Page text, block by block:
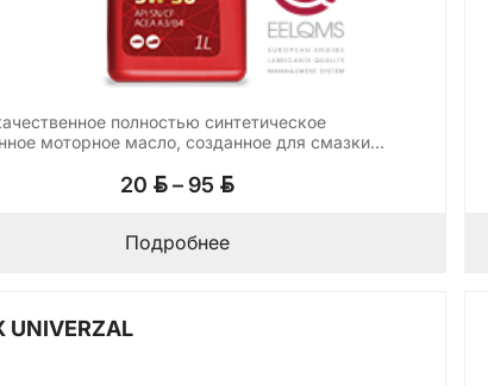
полностью синтетическое
моторное масло, созданное для смазки
20 BYN – 95 BYNДиапазон
Подробнее
UNIVERZAL